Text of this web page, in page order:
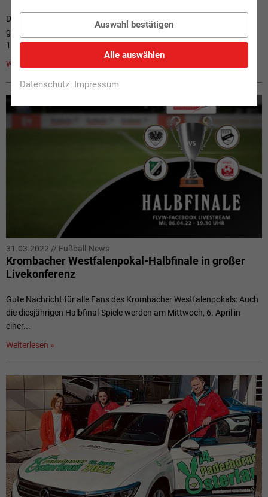
Die Westfalen Sport-Stiftung unterstützt Sportvereine, die sich für
geflüchtete Familien aus der Ukraine engagieren, mit insgesamt
10.000 Euro. Clubs...
Weiterlesen »
31.03.2022 // Fußball-News
Krombacher Westfalenpokal-Halbfinale in großer
Livekonferenz
Gute Nachricht für alle Fans des Krombacher Westfalenpokals: Auch
die diesjährigen Halbfinal-Spiele werden am Mittwoch, 6. April in
einer...
Weiterlesen »
Auswahl bestätigen
Alle auswählen
Datenschutz Impressum